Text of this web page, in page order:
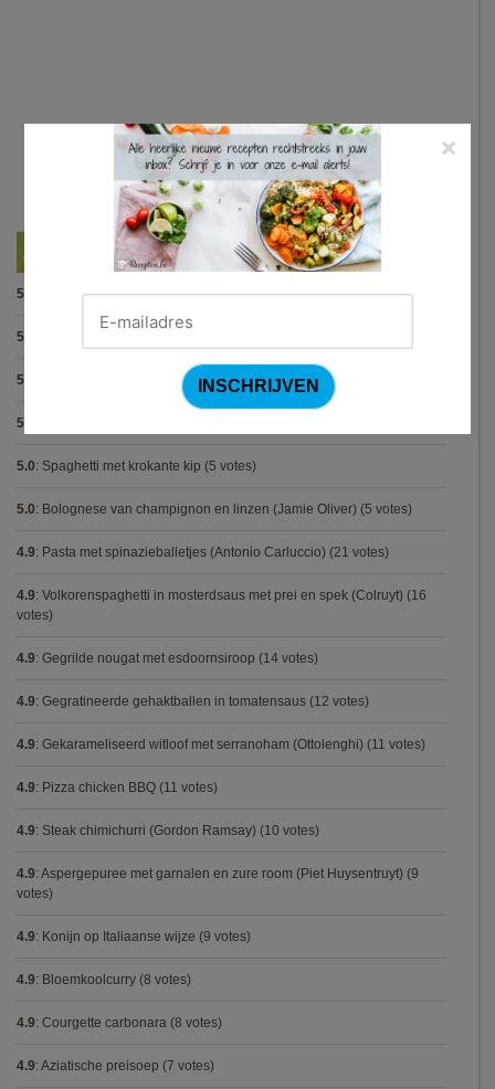
Best Beoordeelde Recepten
5.0 Spaghetti bolognese maison(15 votes)
5.0
5.0 Pasta carbonara met mosselen(5 votes)
5.0
5.0: Spaghetti met krokante kip (5 votes)
5.0: Bolognese van champignon en linzen (Jamie Oliver) (5 votes)
4.9: Pasta met spinazieballetjes (Antonio Carluccio) (21 votes)
4.9: Volkorenspaghetti in mosterdsaus met prei en spek (Colruyt) (16
votes)
4.9: Gegrilde nougat met esdoornsiroop (14 votes)
4.9: Gegratineerde gehaktballen in tomatensaus (12 votes)
4.9: Gekarameliseerd witloof met serranoham (Ottolenghi) (11 votes)
4.9: Pizza chicken BBQ (11 votes)
4.9: Steak chimichurri (Gordon Ramsay) (10 votes)
4.9: Aspergepuree met garnalen en zure room (Piet Huysentruyt) (9
votes)
4.9: Konijn op Italiaanse wijze (9 votes)
4.9: Bloemkoolcurry (8 votes)
4.9: Courgette carbonara (8 votes)
4.9: Aziatische preisoep (7 votes)
×